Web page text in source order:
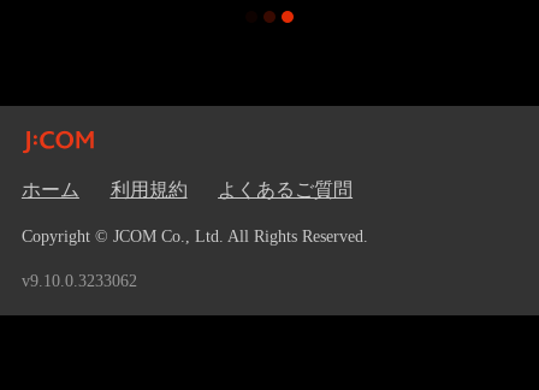
ホーム 利用規約 よくあるご質問
Copyright © JCOM Co., Ltd. All Rights Reserved.
v9.10.0.3233062